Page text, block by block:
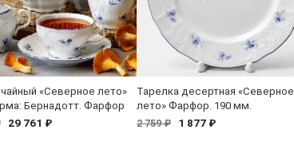
«Северное лето»
Бернадотт. Фарфор
29 761 ₽
Тарелка десертная «Северное
лето» Фарфор. 190 мм.
2 759 ₽
1 877 ₽